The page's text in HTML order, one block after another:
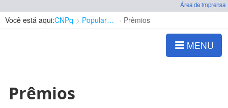
Área de imprensa
Você está aqui:CNPq Popularização da Ciência Prêmios
MENU
Prêmios